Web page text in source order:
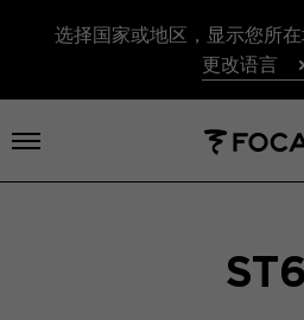
选择国家或地区，显示您所在
更改语言
打开菜单
ST6